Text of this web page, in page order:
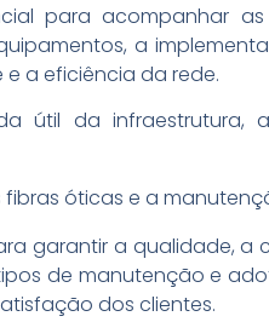
para acompanhar as
a
a eficiência da rede.
útil da infraestrutura,
garantir a qualidade, a
de manutenção e
dos clientes.